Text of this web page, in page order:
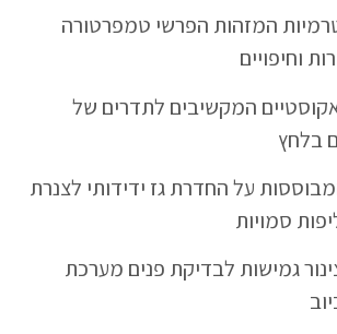
המזהות הפרשי טמפרטורה
וחיפויים
המקשיבים לתדרים של
בלחץ
על החדרת גז ידידותי לצנרת
סמויות
גמישות לבדיקת פנים מערכת